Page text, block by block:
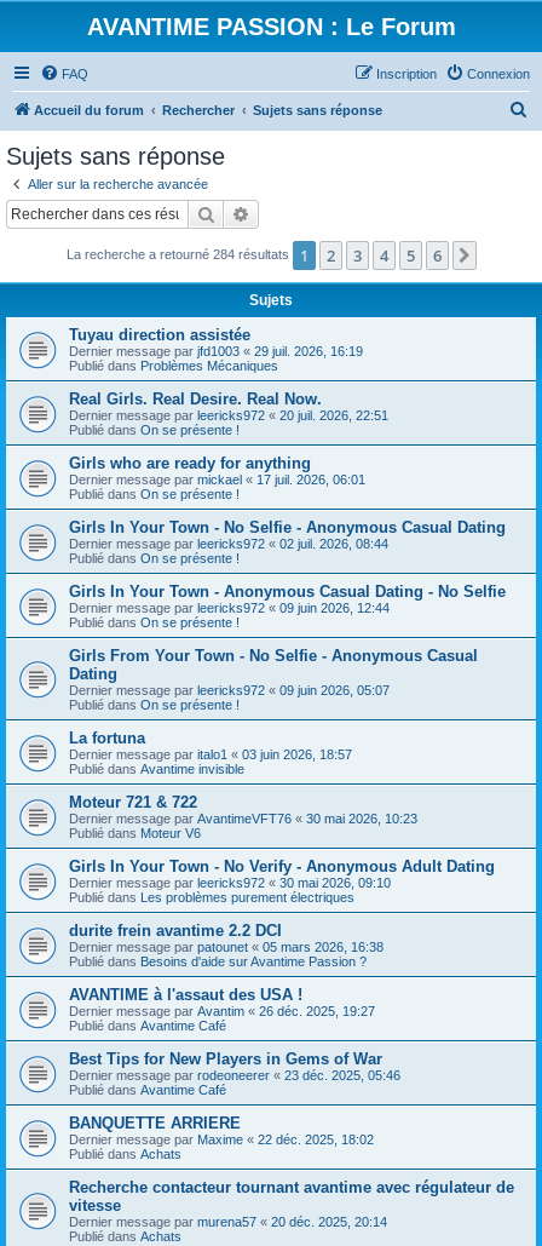
AVANTIME PASSION : Le Forum
FAQ Connexion
Inscription
Accueil du forum Rechercher Sujets sans réponse
c
Sujets sans réponse
Aller sur la recherche avancée
Rechercher
La recherche a retourné 284 résultats 1 2 3 4 5 6
Sujets
Tuyau direction assistée
Dernier message par jfd1003 « 29 juil. 2026, 16:19
Publié dans Problèmes Mécaniques
Real Girls. Real Desire. Real Now.
Dernier message par leericks972 « 20 juil. 2026, 22:51
Publié dans On se présente !
Girls who are ready for anything
Dernier message par mickael « 17 juil. 2026, 06:01
Publié dans On se présente !
Girls In Your Town - No Selfie - Anonymous Casual Dating
Dernier message par leericks972 « 02 juil. 2026, 08:44
Publié dans On se présente !
Girls In Your Town - Anonymous Casual Dating - No Selfie
Dernier message par leericks972 « 09 juin 2026, 12:44
Publié dans On se présente !
Girls From Your Town - No Selfie - Anonymous Casual
Dating
Dernier message par leericks972 « 09 juin 2026, 05:07
Publié dans On se présente !
La fortuna
Dernier message par italo1 « 03 juin 2026, 18:57
Publié dans Avantime invisible
Moteur 721 & 722
Dernier message par AvantimeVFT76 « 30 mai 2026, 10:23
Publié dans Moteur V6
Girls In Your Town - No Verify - Anonymous Adult Dating
Dernier message par leericks972 « 30 mai 2026, 09:10
Publié dans Les problèmes purement électriques
durite frein avantime 2.2 DCI
Dernier message par patounet « 05 mars 2026, 16:38
Publié dans Besoins d'aide sur Avantime Passion ?
AVANTIME à l'assaut des USA !
Dernier message par Avantim « 26 déc. 2025, 19:27
Publié dans Avantime Café
Best Tips for New Players in Gems of War
Dernier message par rodeoneerer « 23 déc. 2025, 05:46
Publié dans Avantime Café
BANQUETTE ARRIERE
Dernier message par Maxime « 22 déc. 2025, 18:02
Publié dans Achats
Recherche contacteur tournant avantime avec régulateur de
vitesse
Dernier message par murena57 « 20 déc. 2025, 20:14
Publié dans Achats